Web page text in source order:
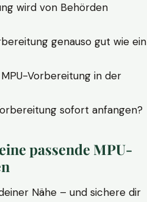
wird von Behörden
genauso gut wie ein
Vorbereitung in der
sofort anfangen?
passende MPU-
Nähe – und sichere dir